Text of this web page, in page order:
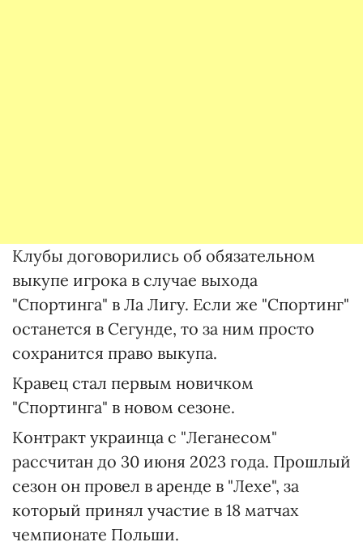
Клубы договорились об обязательном
выкупе игрока в случае выхода
"Спортинга" в Ла Лигу. Если же "Спортинг"
останется в Сегунде, то за ним просто
сохранится право выкупа.
Кравец стал первым новичком
"Спортинга" в новом сезоне.
Контракт украинца с "Леганесом"
рассчитан до 30 июня 2023 года. Прошлый
сезон он провел в аренде в "Лехе", за
который принял участие в 18 матчах
чемпионате Польши.